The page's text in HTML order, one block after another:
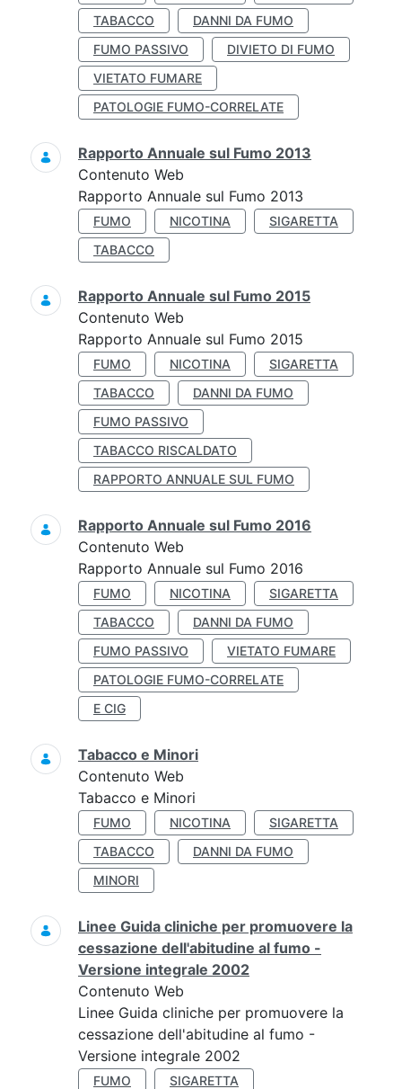
TABACCO
DANNI DA FUMO
FUMO PASSIVO
DIVIETO DI FUMO
VIETATO FUMARE
PATOLOGIE FUMO-CORRELATE
Rapporto Annuale sul Fumo 2013
Contenuto Web
Rapporto Annuale sul Fumo 2013
FUMO NICOTINA
SIGARETTA
TABACCO
Rapporto Annuale sul Fumo 2015
Contenuto Web
Rapporto Annuale sul Fumo 2015
FUMO NICOTINA
SIGARETTA
TABACCO
DANNI DA FUMO
FUMO PASSIVO
TABACCO RISCALDATO
RAPPORTO ANNUALE SUL FUMO
Rapporto Annuale sul Fumo 2016
Contenuto Web
Rapporto Annuale sul Fumo 2016
FUMO NICOTINA
SIGARETTA
TABACCO
DANNI DA FUMO
FUMO PASSIVO
VIETATO FUMARE
PATOLOGIE FUMO-CORRELATE
E CIG
Tabacco e Minori
Contenuto Web
Tabacco e Minori
FUMO NICOTINA
SIGARETTA
TABACCO
DANNI DA FUMO
MINORI
Linee Guida cliniche per promuovere la
cessazione dell'abitudine al fumo -
Versione integrale 2002
Contenuto Web
Linee Guida cliniche per promuovere la
cessazione dell'abitudine al fumo -
Versione integrale 2002
FUMO
SIGARETTA